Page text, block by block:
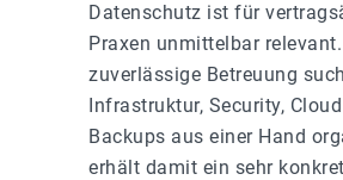
Datenschutz ist für
Praxen unmittelbar
zuverlässige Betreuung
Infrastruktur, Security,
Backups aus einer Hand
erhält damit ein sehr